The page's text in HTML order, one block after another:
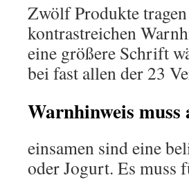
Zwölf Produkte
kontrastreichen
eine größere Schrift
bei fast allen der 23
Warnhinweis
einsamen sind eine
oder Jogurt. Es muss